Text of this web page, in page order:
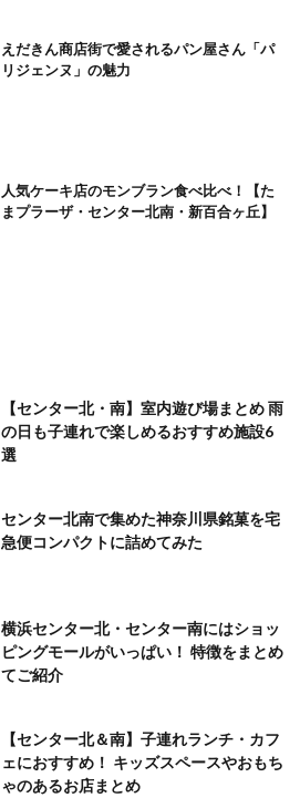
えだきん商店街で愛されるパン屋さん「パ
リジェンヌ」の魅力
人気ケーキ店のモンブラン食べ比べ！【た
まプラーザ・センター北南・新百合ヶ丘】
【センター北・南】室内遊び場まとめ 雨
の日も子連れで楽しめるおすすめ施設6
選
センター北南で集めた神奈川県銘菓を宅
急便コンパクトに詰めてみた
横浜センター北・センター南にはショッ
ピングモールがいっぱい！ 特徴をまとめ
てご紹介
【センター北＆南】子連れランチ・カフ
ェにおすすめ！ キッズスペースやおもち
ゃのあるお店まとめ